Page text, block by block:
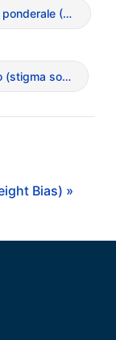
Discriminazione ponderale (Sizeism)
Grasso corporeo (stigma sociale)
Bias) »